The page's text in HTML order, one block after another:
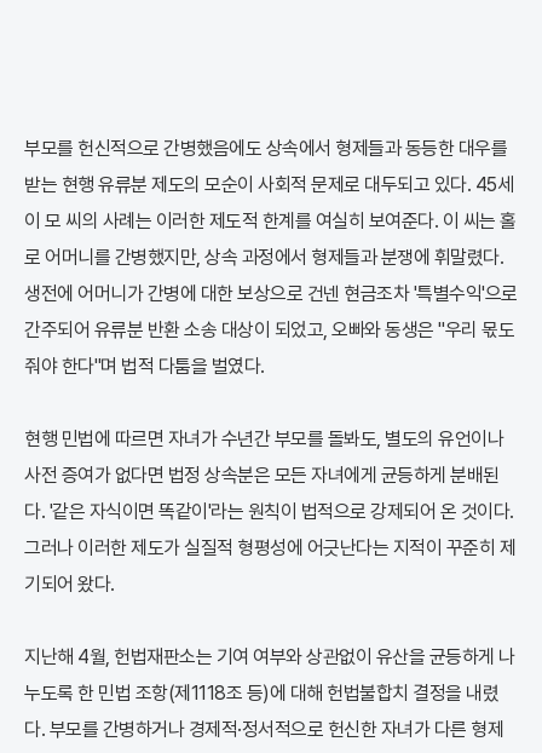
부모를 헌신적으로 간병했음에도 상속에서 형제들과 동등한 대우를
받는 현행 유류분 제도의 모순이 사회적 문제로 대두되고 있다. 45세
이 모 씨의 사례는 이러한 제도적 한계를 여실히 보여준다. 이 씨는 홀
로 어머니를 간병했지만, 상속 과정에서 형제들과 분쟁에 휘말렸다.
생전에 어머니가 간병에 대한 보상으로 건넨 현금조차 '특별수익'으로
간주되어 유류분 반환 소송 대상이 되었고, 오빠와 동생은 "우리 몫도
줘야 한다"며 법적 다툼을 벌였다.
현행 민법에 따르면 자녀가 수년간 부모를 돌봐도, 별도의 유언이나
사전 증여가 없다면 법정 상속분은 모든 자녀에게 균등하게 분배된
다. '같은 자식이면 똑같이'라는 원칙이 법적으로 강제되어 온 것이다.
그러나 이러한 제도가 실질적 형평성에 어긋난다는 지적이 꾸준히 제
기되어 왔다.
지난해 4월, 헌법재판소는 기여 여부와 상관없이 유산을 균등하게 나
누도록 한 민법 조항(제1118조 등)에 대해 헌법불합치 결정을 내렸
다. 부모를 간병하거나 경제적·정서적으로 헌신한 자녀가 다른 형제